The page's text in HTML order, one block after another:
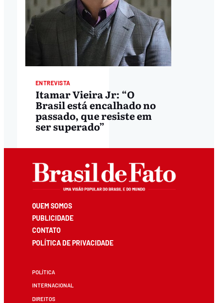
ENTREVISTA
Itamar Vieira Jr: “O
Brasil está encalhado no
passado, que resiste em
ser superado”
QUEM SOMOS
PUBLICIDADE
CONTATO
POLÍTICA DE PRIVACIDADE
POLÍTICA
INTERNACIONAL
DIREITOS